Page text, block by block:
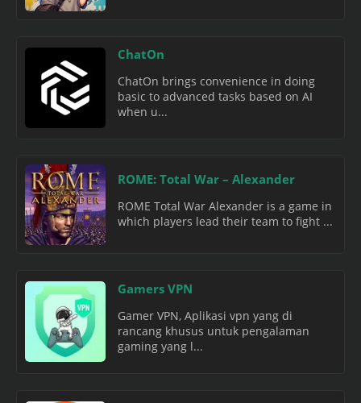
ChatOn
ChatOn brings convenience in doing
basic to advanced tasks based on AI
when u...
ROME: Total War – Alexander
ROME Total War Alexander is a game in
which players lead their team to fight ...
Gamers VPN
Gamer VPN, Aplikasi vpn yang di
rancang khusus untuk pengalaman
gaming yang l...